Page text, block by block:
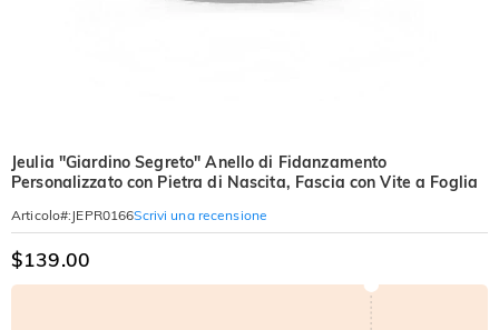
Jeulia "Giardino Segreto" Anello di Fidanzamento
Personalizzato con Pietra di Nascita, Fascia con Vite a Foglia
Articolo#: JEPR0166Scrivi una recensione
$139.00